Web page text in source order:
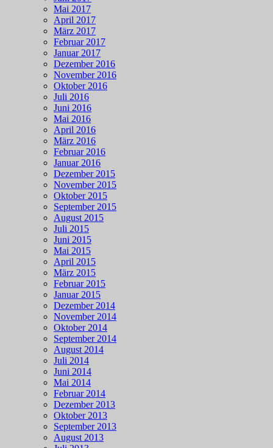
Mai 2017
April 2017
März 2017
Februar 2017
Januar 2017
Dezember 2016
November 2016
Oktober 2016
Juli 2016
Juni 2016
Mai 2016
April 2016
März 2016
Februar 2016
Januar 2016
Dezember 2015
November 2015
Oktober 2015
September 2015
August 2015
Juli 2015
Juni 2015
Mai 2015
April 2015
März 2015
Februar 2015
Januar 2015
Dezember 2014
November 2014
Oktober 2014
September 2014
August 2014
Juli 2014
Juni 2014
Mai 2014
Februar 2014
Dezember 2013
Oktober 2013
September 2013
August 2013